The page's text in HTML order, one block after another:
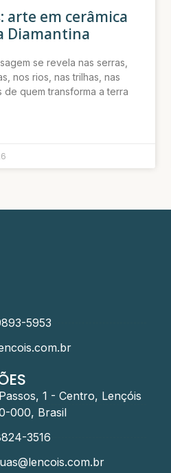
arte em cerâmica
Diamantina
se revela nas serras,
nos rios, nas trilhas, nas
de quem transforma a terra
5953
1 - Centro, Lençóis
000, Brasil
3516